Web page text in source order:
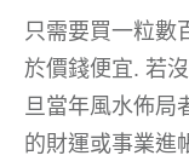
只需要買一粒數
於價錢便宜. 若
旦當年風水佈局
的財運或事業進